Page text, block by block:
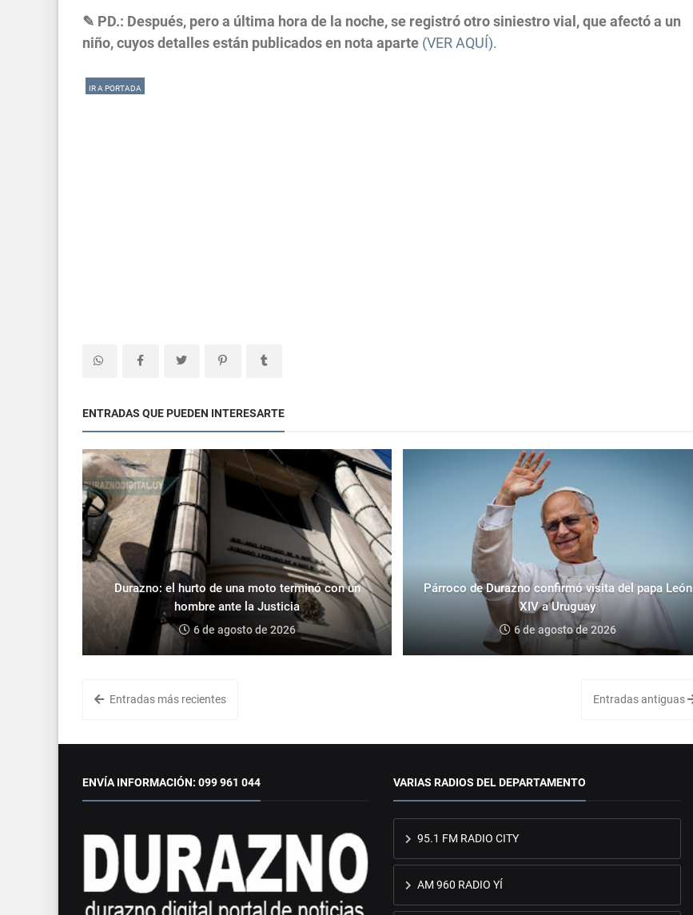
✎ PD.: Después, pero a última hora de la noche, se registró otro siniestro vial, que afectó a un
niño, cuyos detalles están publicados en nota aparte (VER AQUÍ).
IR A PORTADA
ENTRADAS QUE PUEDEN INTERESARTE
Durazno: el hurto de una moto terminó con un
hombre ante la Justicia
6 de agosto de 2026
Párroco de Durazno confirmó visita del papa León
XIV a Uruguay
6 de agosto de 2026
Entradas más recientes Entradas antiguas
ENVÍA INFORMACIÓN: 099 961 044 VARIAS RADIOS DEL DEPARTAMENTO
95.1 FM RADIO CITY
AM 960 RADIO YÍ